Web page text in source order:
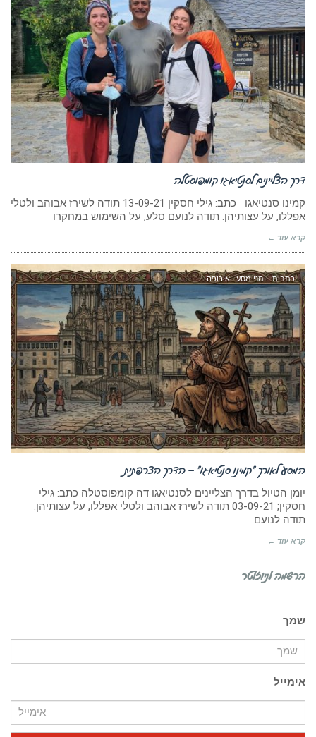
דרך הצליינים לסנטיאגו קומפוסטלה
קמינו סנטיאגו כתב: גילי חסקין 13-09-21 תודה לשירז אבוהב ולטלי
אפללו, על עצותיהן. תודה לנועם סלע, על השימוש במחקרו
קרא עוד ←
כתבות ויומני מסע - אירופה
המסע לאורך “קמינו סנטיאגו” – הדרך הצרפתית
יומן הטיול בדרך הצליינים לסנטיאגו דה קומפוסטלה כתב: גילי
חסקין; 03-09-21 תודה לשירז אבוהב ולטלי אפללו, על עצותיהן.
תודה לנועם
קרא עוד ←
הרשמה לניוזלטר
שמך
אימייל